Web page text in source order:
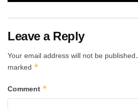
Leave a Reply
Your email address will not be published.
marked *
Comment *